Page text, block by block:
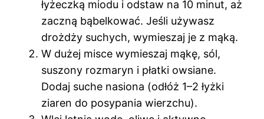
łyżeczką miodu i odstaw na 10 minut, aż
zaczną bąbelkować. Jeśli używasz
drożdży suchych, wymieszaj je z mąką.
W dużej misce wymieszaj mąkę, sól,
suszony rozmaryn i płatki owsiane.
Dodaj suche nasiona (odłóż 1–2 łyżki
ziaren do posypania wierzchu).